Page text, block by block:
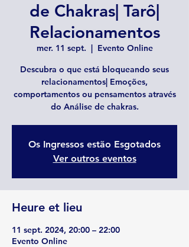
de Chakras| Tarô|
Relacionamentos
mer. 11 sept.
  |
Evento Online
Descubra o que está bloqueando seus
relacionamentos| Emoções,
comportamentos ou pensamentos através
do Análise de chakras.
Os Ingressos estão Esgotados
Ver outros eventos
Heure et lieu
11 sept. 2024, 20:00 – 22:00
Evento Online